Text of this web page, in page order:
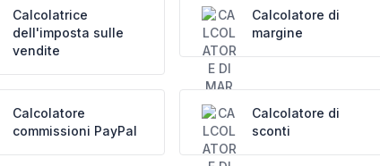
Calcolatrice
dell'imposta sulle
vendite
Calcolatore di
margine
Calcolatore
commissioni PayPal
Calcolatore di
sconti